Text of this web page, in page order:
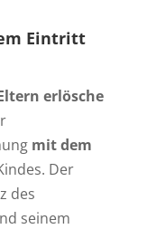
Eintritt
erlösche
mit dem
Der
des
seinem